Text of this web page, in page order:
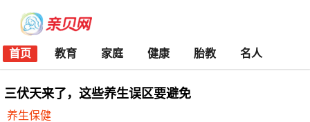
首页 教育 家庭 健康 胎教 名人
三伏天来了，这些养生误区要避免
养生保健